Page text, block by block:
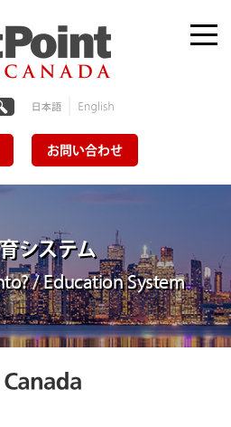
語
お問い合わせ
システム
/ Education System